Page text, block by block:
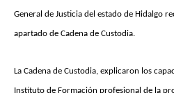
General de Justicia del estado de Hidalgo
apartado de Cadena de Custodia.
La Cadena de Custodia, explicaron los
Instituto de Formación profesional de la